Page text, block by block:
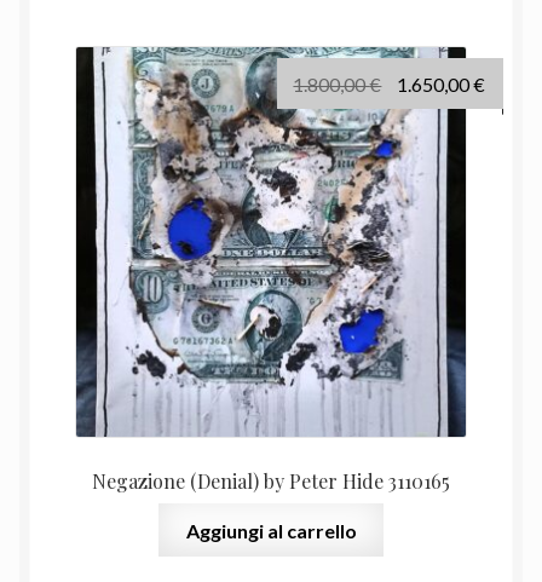
Negazione (Denial) by Peter Hide 3110165
1.800,00€
prezzo
originale
era:
1.800,00 €.
1.650,00€
Aggiungi al carrello